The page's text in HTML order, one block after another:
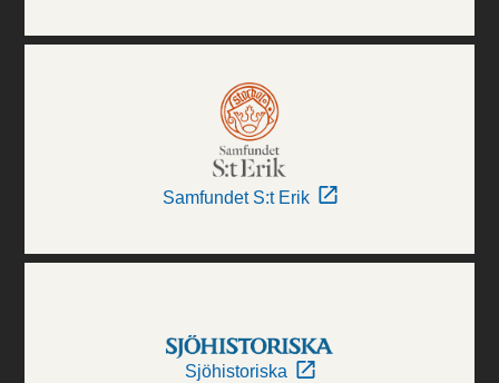
Samfundet S:t Erik
Sjöhistoriska